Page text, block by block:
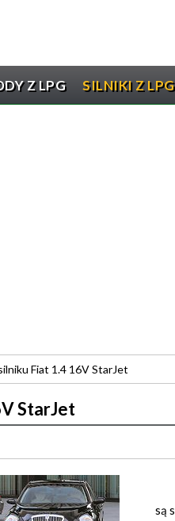
Z LPG SILNIKI Z LPG
Fiat 1.4 16V StarJet
StarJet
są